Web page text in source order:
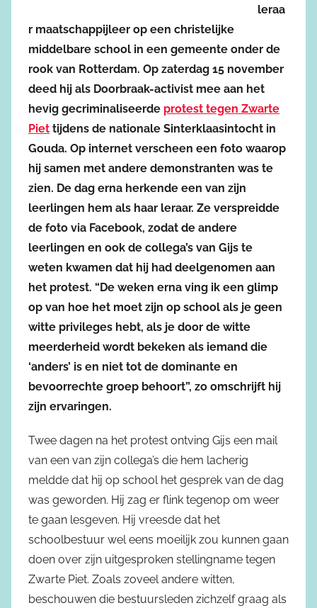
leraa
r maatschappijleer op een christelijke
middelbare school in een gemeente onder de
rook van Rotterdam. Op zaterdag 15 november
deed hij als Doorbraak-activist mee aan het
hevig gecriminaliseerde protest tegen Zwarte
Piet tijdens de nationale Sinterklaasintocht in
Gouda. Op internet verscheen een foto waarop
hij samen met andere demonstranten was te
zien. De dag erna herkende een van zijn
leerlingen hem als haar leraar. Ze verspreidde
de foto via Facebook, zodat de andere
leerlingen en ook de collega’s van Gijs te
weten kwamen dat hij had deelgenomen aan
het protest. “De weken erna ving ik een glimp
op van hoe het moet zijn op school als je geen
witte privileges hebt, als je door de witte
meerderheid wordt bekeken als iemand die
‘anders’ is en niet tot de dominante en
bevoorrechte groep behoort”, zo omschrijft hij
zijn ervaringen.
Twee dagen na het protest ontving Gijs een mail
van een van zijn collega’s die hem lacherig
meldde dat hij op school het gesprek van de dag
was geworden. Hij zag er flink tegenop om weer
te gaan lesgeven. Hij vreesde dat het
schoolbestuur wel eens moeilijk zou kunnen gaan
doen over zijn uitgesproken stellingname tegen
Zwarte Piet. Zoals zoveel andere witten,
beschouwen die bestuursleden zichzelf graag als